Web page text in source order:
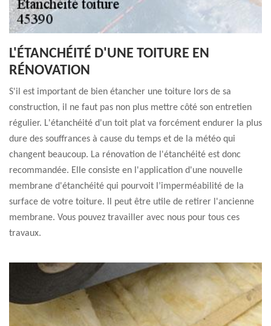
L'ÉTANCHÉITÉ D'UNE TOITURE EN
RÉNOVATION
S'il est important de bien étancher une toiture lors de sa
construction, il ne faut pas non plus mettre côté son entretien
régulier. L'étanchéité d'un toit plat va forcément endurer la plus
dure des souffrances à cause du temps et de la météo qui
changent beaucoup. La rénovation de l'étanchéité est donc
recommandée. Elle consiste en l'application d'une nouvelle
membrane d'étanchéité qui pourvoit l’imperméabilité de la
surface de votre toiture. Il peut être utile de retirer l'ancienne
membrane. Vous pouvez travailler avec nous pour tous ces
travaux.